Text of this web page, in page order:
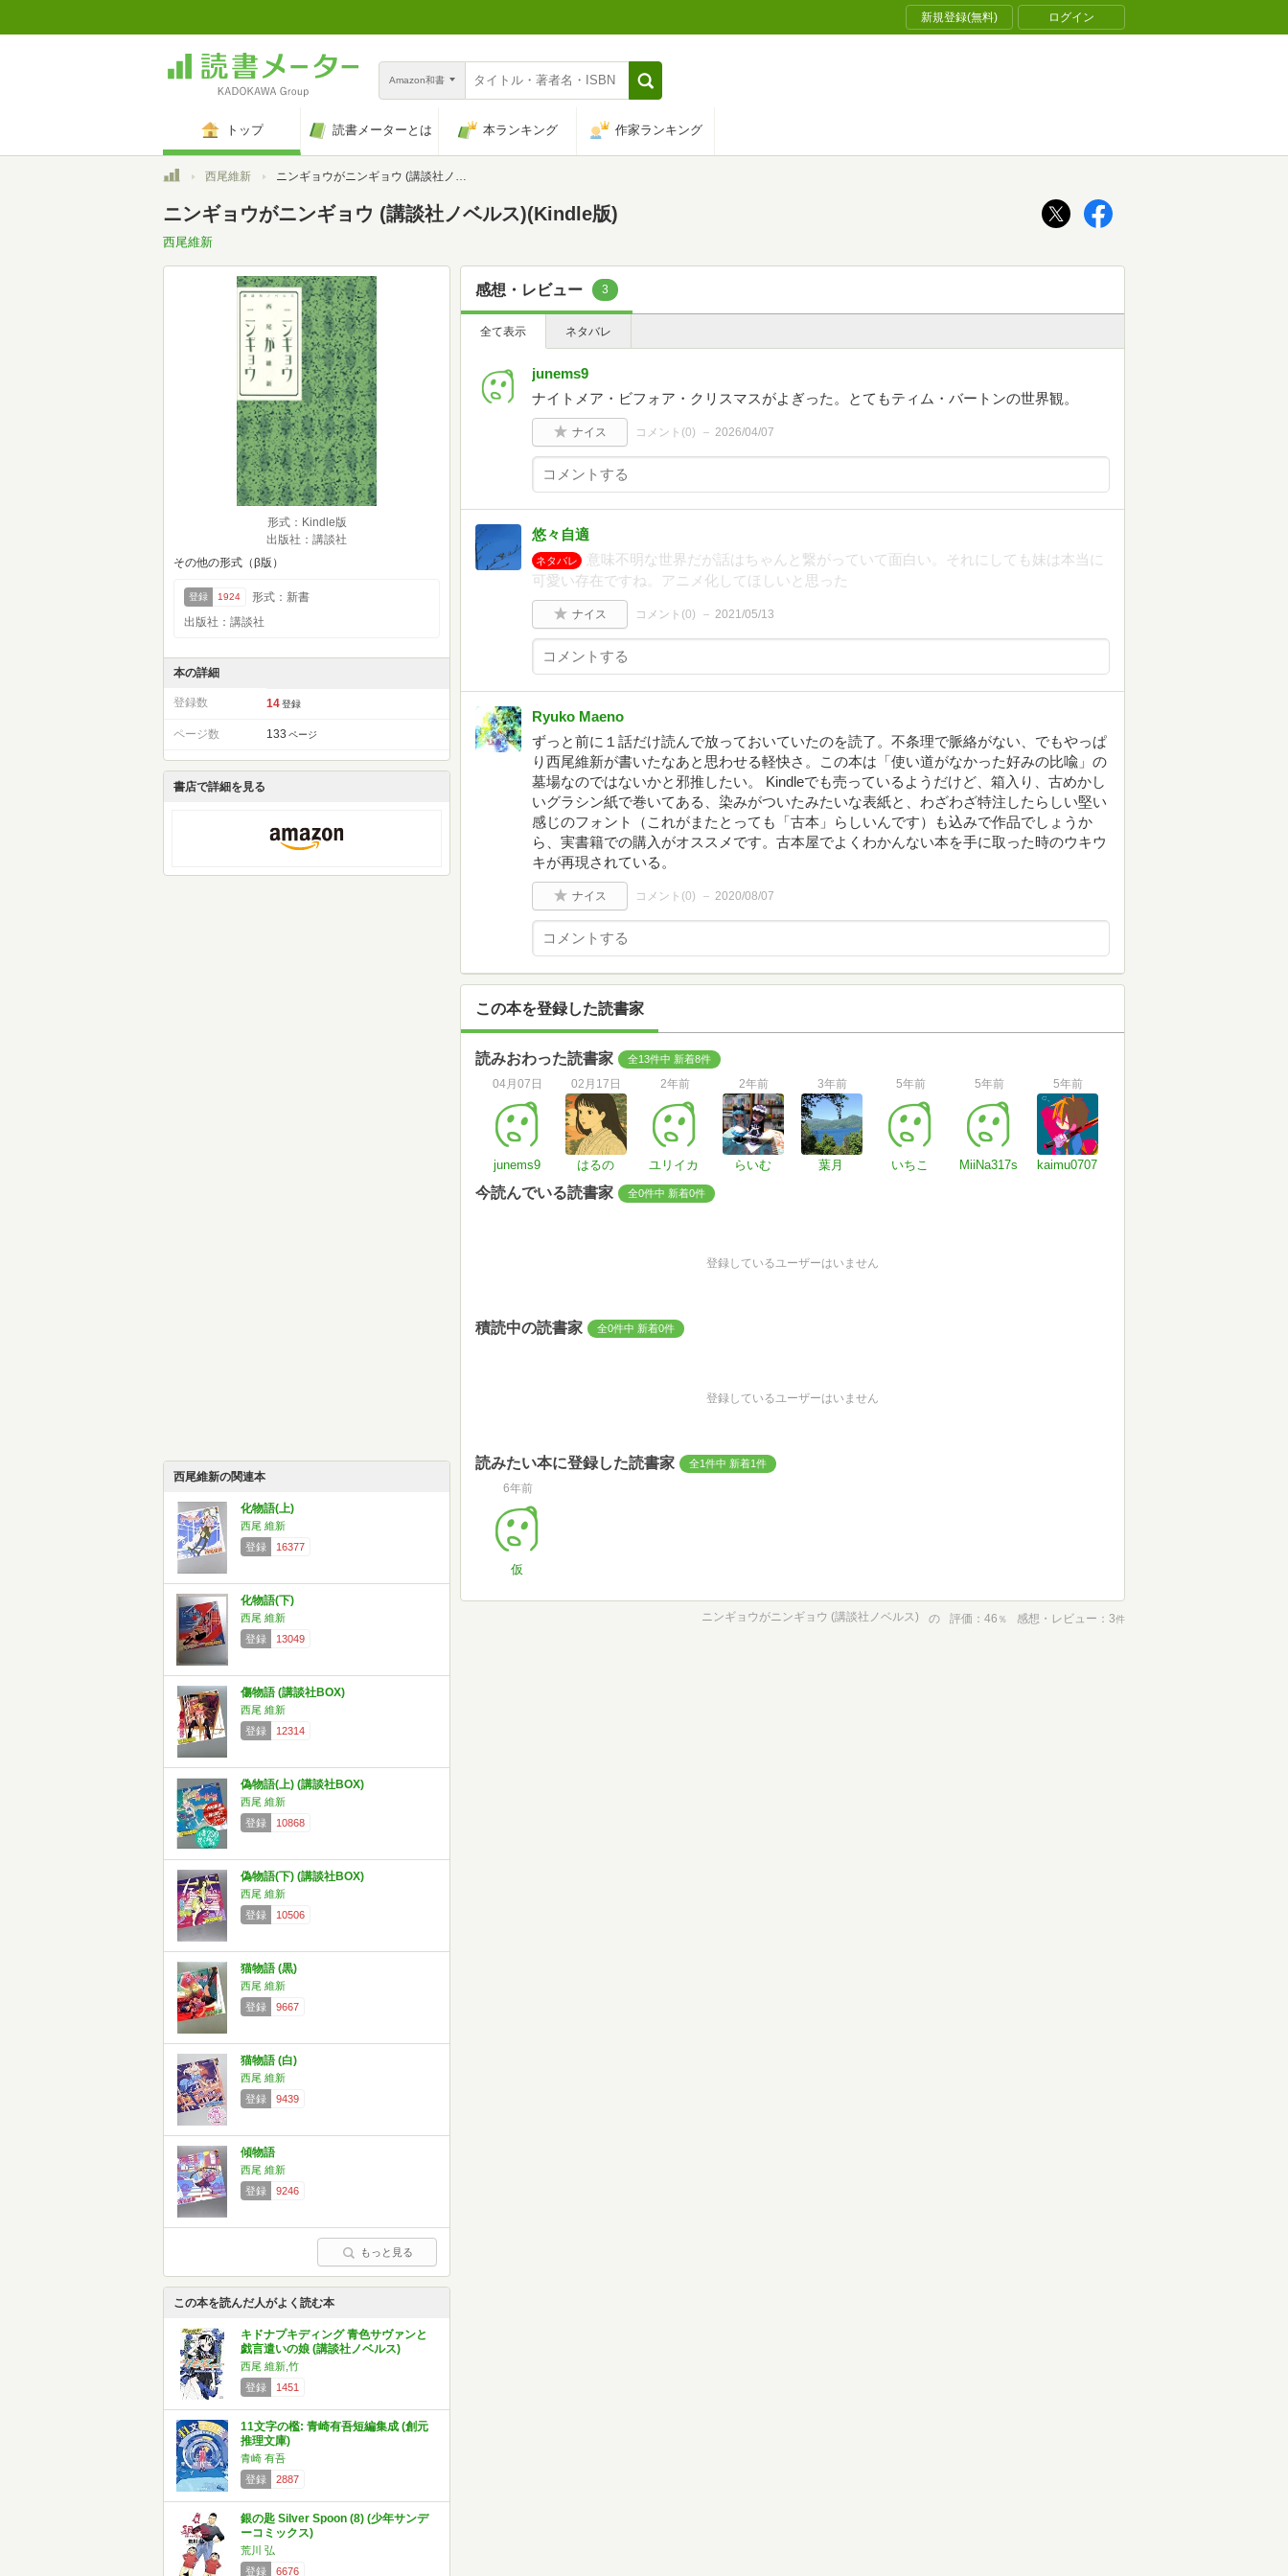
新規登録(無料) ログイン
Amazon和書
トップ 読書メーターとは 本ランキング 作家ランキング
トップ西尾維新 ニンギョウがニンギョウ (講談社ノベルス)
ニンギョウがニンギョウ (講談社ノベルス)(Kindle版)
西尾維新
形式：Kindle版
出版社：講談社
その他の形式（β版）
登録 1924
形式：新書
出版社：講談社
本の詳細
登録数 14 登録
ページ数 133 ページ
書店で詳細を見る
西尾維新の関連本
化物語(上)
西尾 維新
登録
16377
化物語(下)
西尾 維新
登録
13049
傷物語 (講談社BOX)
西尾 維新
登録
12314
偽物語(上) (講談社BOX)
西尾 維新
登録
10868
偽物語(下) (講談社BOX)
西尾 維新
登録
10506
猫物語 (黒)
西尾 維新
登録
9667
猫物語 (白)
西尾 維新
登録
9439
傾物語
西尾 維新
登録
9246
もっと見る
この本を読んだ人がよく読む本
キドナプキディング 青色サヴァンと
戯言遣いの娘 (講談社ノベルス)
西尾 維新,竹
登録
1451
11文字の檻: 青崎有吾短編集成 (創元
推理文庫)
青崎 有吾
登録
2887
銀の匙 Silver Spoon (8) (少年サンデ
ーコミックス)
荒川 弘
登録
6676
感想・レビュー 3
全て表示 ネタバレ
junems9
ナイトメア・ビフォア・クリスマスがよぎった。とてもティム・バートンの世界観。
ナイス コメント(0) 2026/04/07
悠々自適
ネタバレ
意味不明な世界だが話はちゃんと繋がっていて面白い。それにしても妹は本当に
可愛い存在ですね。アニメ化してほしいと思った
ナイス コメント(0) 2021/05/13
Ryuko Maeno
ずっと前に１話だけ読んで放っておいていたのを読了。不条理で脈絡がない、でもやっぱ
り西尾維新が書いたなあと思わせる軽快さ。この本は「使い道がなかった好みの比喩」の
墓場なのではないかと邪推したい。 Kindleでも売っているようだけど、箱入り、古めかし
いグラシン紙で巻いてある、染みがついたみたいな表紙と、わざわざ特注したらしい堅い
感じのフォント（これがまたとっても「古本」らしいんです）も込みで作品でしょうか
ら、実書籍での購入がオススメです。古本屋でよくわかんない本を手に取った時のウキウ
キが再現されている。
ナイス コメント(0) 2020/08/07
この本を登録した読書家
読みおわった読書家 全13件中 新着8件
04月07日
junems9
02月17日
はるの
2年前
ユリイカ
2年前
らいむ
3年前
葉月
5年前
いちこ
5年前
MiiNa317s
5年前
kaimu0707
今読んでいる読書家 全0件中 新着0件
登録しているユーザーはいません
積読中の読書家 全0件中 新着0件
登録しているユーザーはいません
読みたい本に登録した読書家 全1件中 新着1件
6年前
仮
ニンギョウがニンギョウ (講談社ノベルス) の 評価 46 ％ 感想・レビュー 3件